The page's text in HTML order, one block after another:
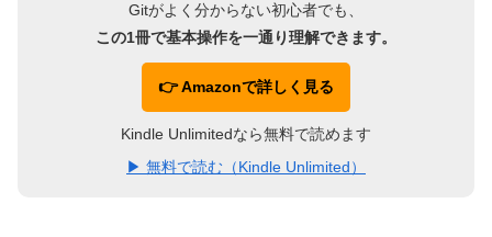
Gitがよく分からない初心者でも、
この1冊で基本操作を一通り理解できます。
👉 Amazonで詳しく見る
Kindle Unlimitedなら無料で読めます
▶ 無料で読む（Kindle Unlimited）